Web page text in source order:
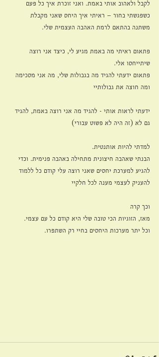
לקבל ולאהוב אותי באמת. ואני זוכרת איך כל פעם
כשפגשתי בחור – ראיתי איך היחס שאני מקבלת
משתנה בהתאם לרמת האהבה העצמית שלי.
פתאום ראיתי מה באמת מגיע לי, כיצד אני רוצה
שיתייחסו אלי.
פתאום ידעתי להגיד מה בגבולות שלי, מה אני מסכימה
ומה חוצה את גבולותיי
ידעתי לראות אותי - להגיד מה אני רוצה באמת, להגיד
גם לא (זה היה לא פשוט עבורי)
למדתי להיות אותנטית.
הבנתי שאהבה חיצונית מתחילה באהבה פנימית. וכדי
להגיע למערכת יחסים שאני רוצה עלי קודם כל ללמוד
להעניק לעצמי מענה לכל חלקיי
וכך קרה
מאז, הזוגיות הכי טובה שלי היא קודם כל עם עצמי.
וכל יתר מערכות היחסים בחיי רק השתפרו.